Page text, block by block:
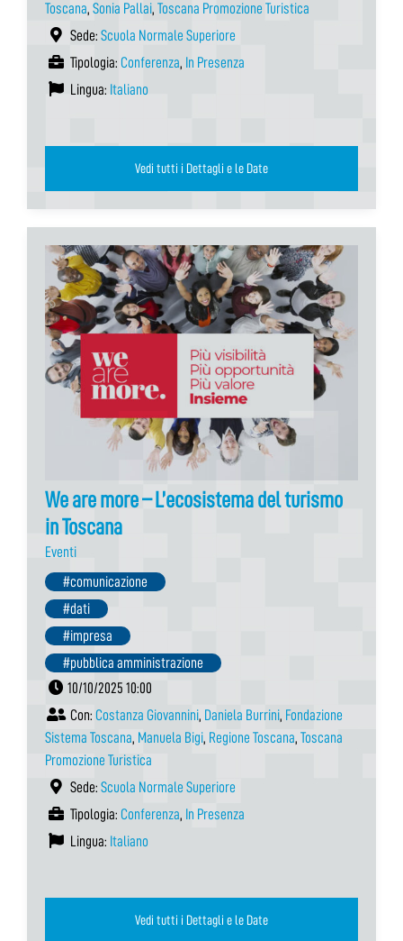
Toscana, Sonia Pallai, Toscana Promozione Turistica
Sede: Scuola Normale Superiore
Tipologia: Conferenza, In Presenza
Lingua: Italiano
Vedi tutti i Dettagli e le Date
We are more – L’ecosistema del turismo
in Toscana
Eventi
#comunicazione
#dati
#impresa
#pubblica amministrazione
10/10/2025 10:00
Con: Costanza Giovannini, Daniela Burrini, Fondazione
Sistema Toscana, Manuela Bigi, Regione Toscana, Toscana
Promozione Turistica
Sede: Scuola Normale Superiore
Tipologia: Conferenza, In Presenza
Lingua: Italiano
Vedi tutti i Dettagli e le Date